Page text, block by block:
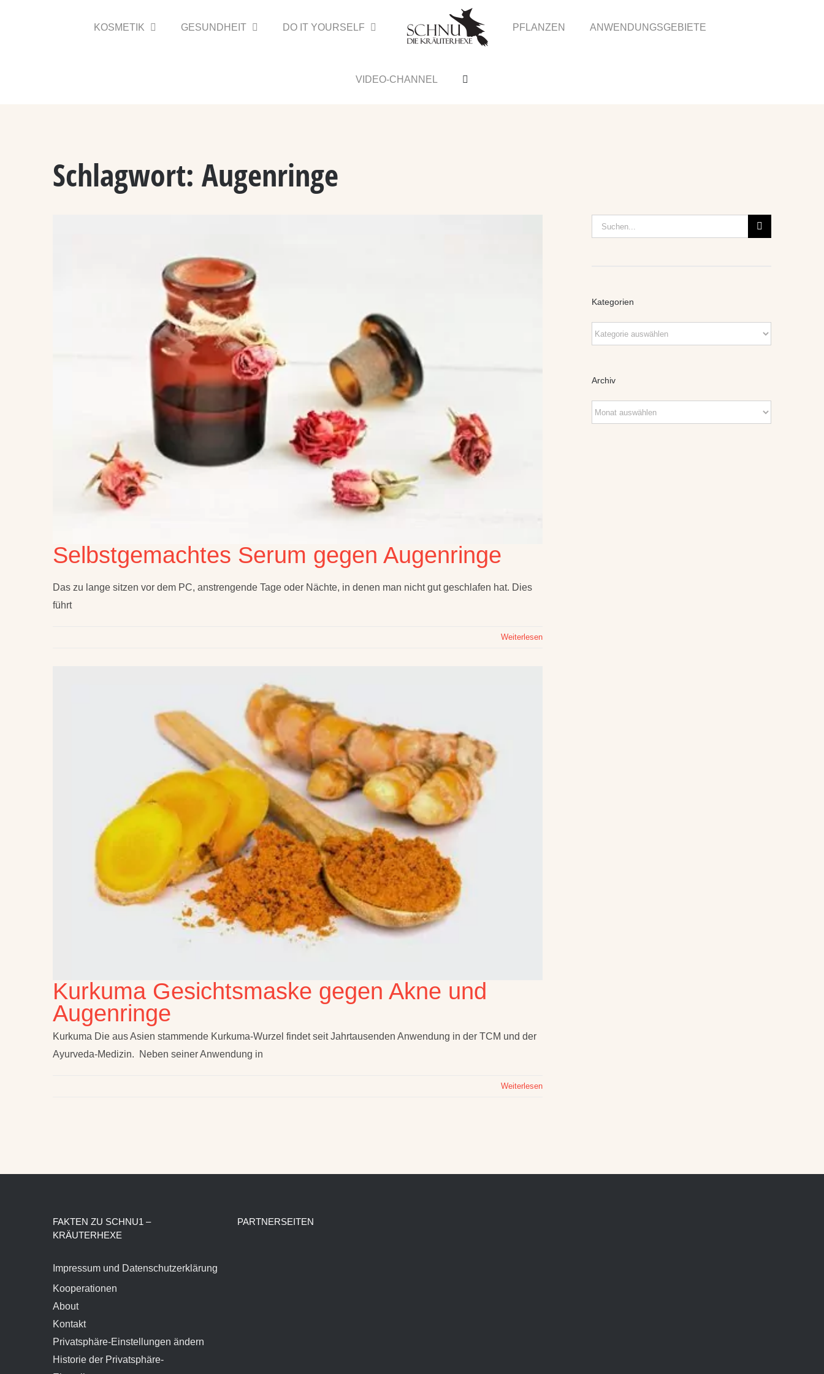
KOSMETIK GESUNDHEIT DO IT YOURSELF PFLANZEN ANWENDUNGSGEBIETE
VIDEO-CHANNEL
Schlagwort: Augenringe
Selbstgemachtes Serum gegen Augenringe
Das zu lange sitzen vor dem PC, anstrengende Tage oder Nächte, in denen man nicht gut geschlafen hat. Dies
führt
Weiterlesen
Kurkuma Gesichtsmaske gegen Akne und
Augenringe
Kurkuma Die aus Asien stammende Kurkuma-Wurzel findet seit Jahrtausenden Anwendung in der TCM und der
Ayurveda-Medizin. Neben seiner Anwendung in
Weiterlesen
Suche
nach:
Kategorien
Kategorien
Archiv
Archiv
FAKTEN ZU SCHNU1 –
KRÄUTERHEXE
Impressum und Datenschutzerklärung
Kooperationen
About
Kontakt
Privatsphäre-Einstellungen ändern
Historie der Privatsphäre-
PARTNERSEITEN